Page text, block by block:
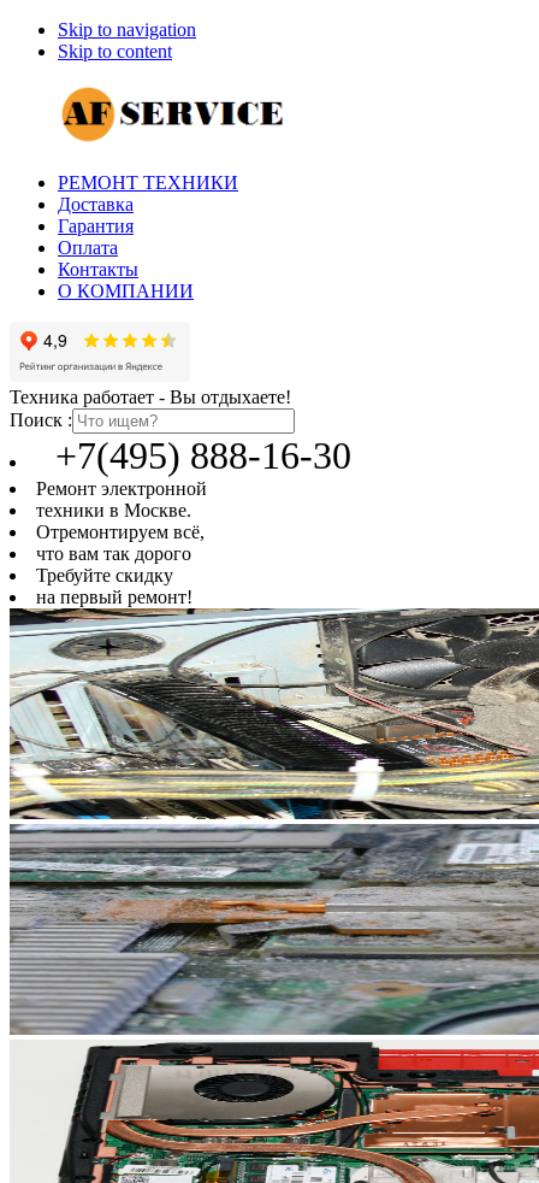
Skip to navigation
Skip to content
РЕМОНТ ТЕХНИКИ
Доставка
Гарантия
Оплата
Контакты
О КОМПАНИИ
Техника работает - Вы отдыхаете!
Поиск :
+7(495) 888-16-30
Ремонт электронной
техники в Москве.
Отремонтируем всё,
что вам так дорого
Требуйте скидку
на первый ремонт!